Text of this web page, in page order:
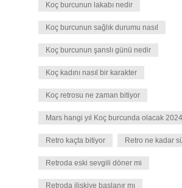
Koç burcunun lakabı nedir
Koç burcunun sağlık durumu nasıl
Koç burcunun şanslı günü nedir
Koç kadını nasıl bir karakter
Koç retrosu ne zaman bitiyor
Mars hangi yıl Koç burcunda olacak 2024
Retro kaçta bitiyor Retro ne kadar
Retroda eski sevgili döner mi
Retroda ilişkiye başlanır mı